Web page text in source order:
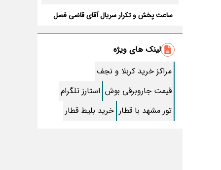
ساعت پخش و تکرار سریال آقای قاضی فصل
طرز تهیه سالاد ماکارونی خانگی خوشمزه و
لذیذ + آموزش تصویری
طرز تهیه پاستا با سس آلفردو و مرغ فوری +
آموزش تصویری پنه
جواب کامل اسم فامیل با “س”
ماه قرمز نشانه آخر دنیا در آسمان ظاهر شد !
جملات زیبا برای بهترین پدر دنیا
لینک های ویژه
مراکز خرید کربلا و نجف
قیمت جاروبرقی بوش استارز تلگرام
تور مشهد با قطار خرید بلیط قطار